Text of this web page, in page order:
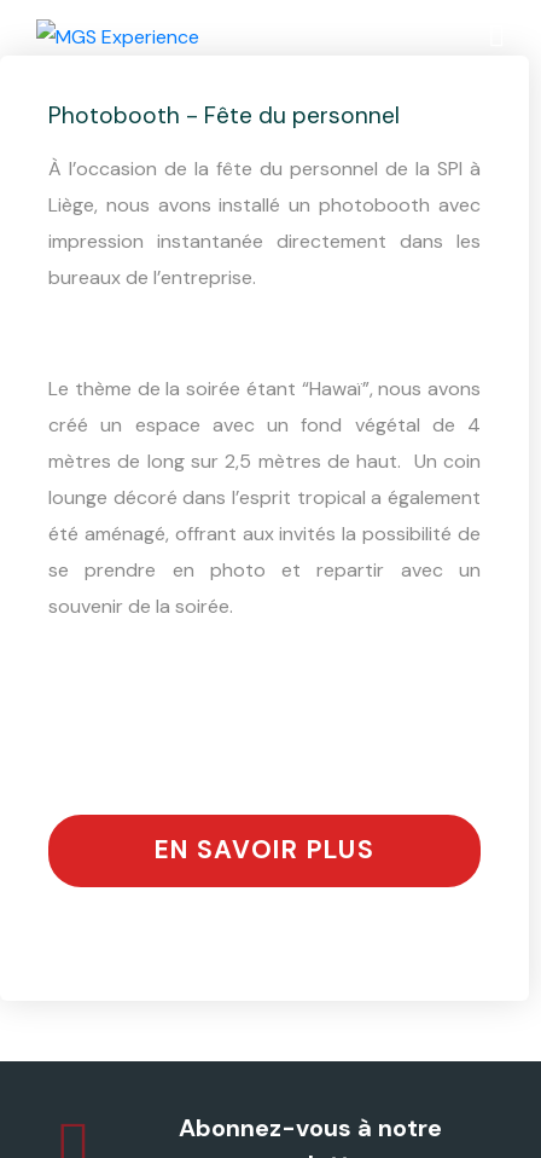
Photobooth – SPI
Photobooth - Fête du personnel
À l’occasion de la fête du personnel de la SPI à
Liège, nous avons installé un photobooth avec
impression instantanée directement dans les
bureaux de l’entreprise.
Le thème de la soirée étant “Hawaï”, nous avons
créé un espace avec un fond végétal de 4
mètres de long sur 2,5 mètres de haut. Un coin
lounge décoré dans l’esprit tropical a également
été aménagé, offrant aux invités la possibilité de
se prendre en photo et repartir avec un
souvenir de la soirée.
EN SAVOIR PLUS
Abonnez-vous à notre